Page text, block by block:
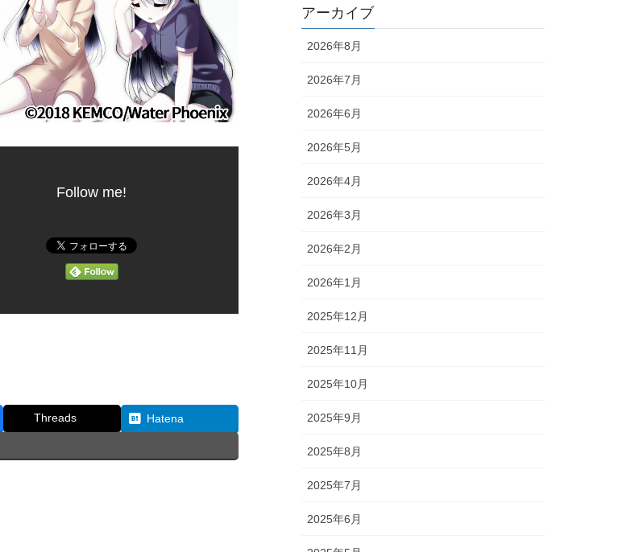
Follow me!
Threads Hatena
アーカイブ
2026年8月
2026年7月
2026年6月
2026年5月
2026年4月
2026年3月
2026年2月
2026年1月
2025年12月
2025年11月
2025年10月
2025年9月
2025年8月
2025年7月
2025年6月